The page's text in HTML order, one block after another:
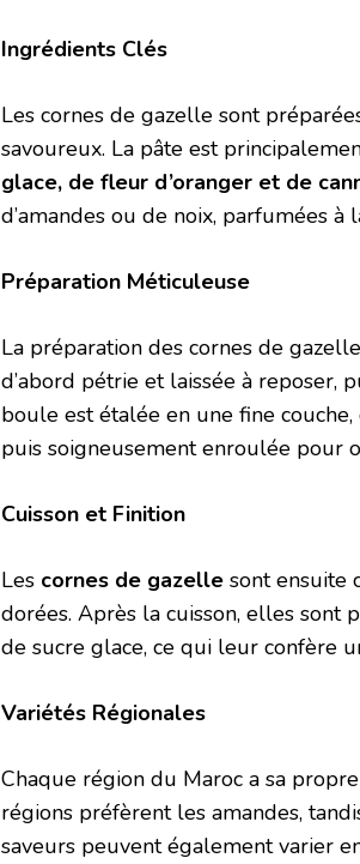
Ingrédients Clés
Les cornes de gazelle sont
savoureux. La pâte est
glace, de fleur d’oranger et de
d’amandes ou de noix, parfumées à
Préparation Méticuleuse
La préparation des cornes de
d’abord pétrie et laissée à reposer,
boule est étalée en une fine
puis soigneusement enroulée pour
Cuisson et Finition
Les cornes de gazelle sont ensuite
dorées. Après la cuisson, elles sont
de sucre glace, ce qui leur confère
Variétés Régionales
Chaque région du Maroc a sa
régions préfèrent les amandes,
saveurs peuvent également varier